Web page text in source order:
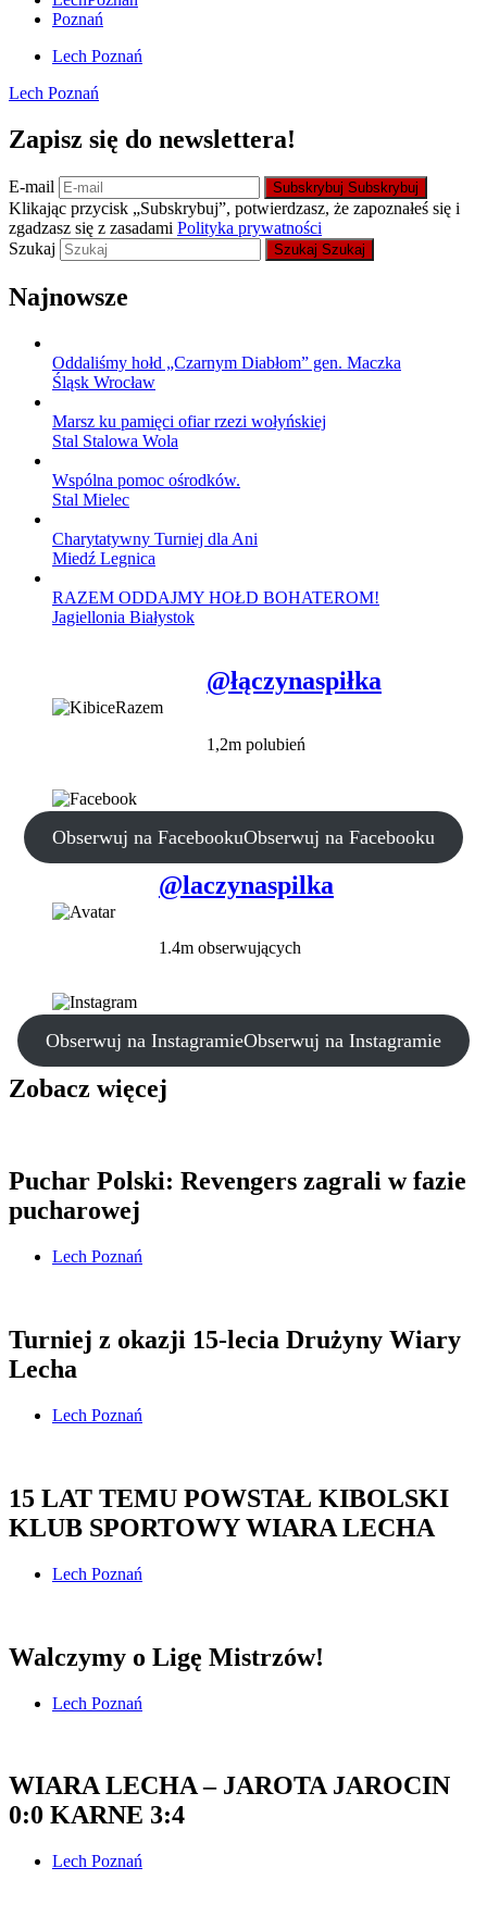
Poznań
Lech Poznań
Lech Poznań
Zapisz się do newslettera!
E-mail Subskrybuj Subskrybuj
Klikając przycisk „Subskrybuj”, potwierdzasz, że zapoznałeś się i
zgadzasz się z zasadami Polityka prywatności
Szukaj
Szukaj Szukaj
Najnowsze
Oddaliśmy hołd „Czarnym Diabłom” gen. Maczka
Śląsk Wrocław
Marsz ku pamięci ofiar rzezi wołyńskiej
Stal Stalowa Wola
Wspólna pomoc ośrodków.
Stal Mielec
Charytatywny Turniej dla Ani
Miedź Legnica
RAZEM ODDAJMY HOŁD BOHATEROM!
Jagiellonia Białystok
@łączynaspiłka
1,2m polubień
Obserwuj na FacebookuObserwuj na Facebooku
@laczynaspilka
1.4m obserwujących
Obserwuj na InstagramieObserwuj na Instagramie
Zobacz więcej
Puchar Polski: Revengers zagrali w fazie
pucharowej
Lech Poznań
Turniej z okazji 15-lecia Drużyny Wiary
Lecha
Lech Poznań
15 LAT TEMU POWSTAŁ KIBOLSKI
KLUB SPORTOWY WIARA LECHA
Lech Poznań
Walczymy o Ligę Mistrzów!
Lech Poznań
WIARA LECHA – JAROTA JAROCIN
0:0 KARNE 3:4
Lech Poznań